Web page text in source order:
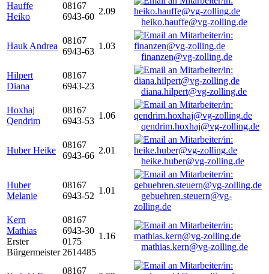
Hauffe
Heiko
08167
6943-60
2.09
heiko.hauffe@vg-zolling.de
Hauk Andrea
08167
6943-63
1.03
finanzen@vg-zolling.de
Hilpert
Diana
08167
6943-23
diana.hilpert@vg-zolling.de
Hoxhaj
Qendrim
08167
6943-53
1.06
qendrim.hoxhaj@vg-zolling.de
Huber Heike
08167
6943-66
2.01
heike.huber@vg-zolling.de
Huber
Melanie
08167
6943-52
1.01
gebuehren.steuern@vg-
zolling.de
Kern
Mathias
Erster
Bürgermeister
08167
6943-30
0175
2614485
1.16
mathias.kern@vg-zolling.de
08167